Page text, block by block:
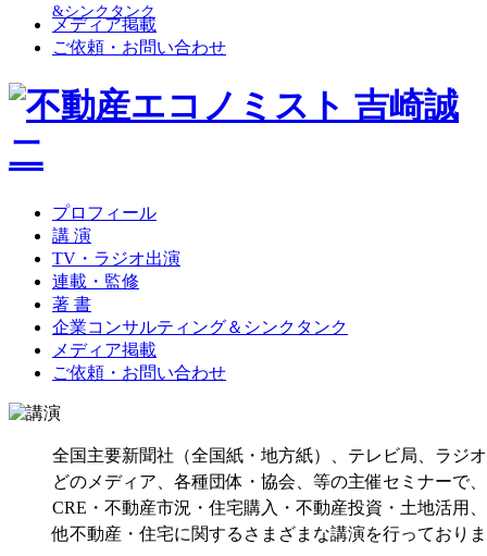
&シンクタンク
メディア掲載
ご依頼・お問い合わせ
プロフィール
講 演
TV・ラジオ出演
連載・監修
著 書
企業コンサルティング＆シンクタンク
メディア掲載
ご依頼・お問い合わせ
全国主要新聞社（全国紙・地方紙）、テレビ局、ラジ
どのメディア、各種団体・協会、等の主催セミナーで、
CRE・不動産市況・住宅購入・不動産投資・土地活用
他不動産・住宅に関するさまざまな講演を行っており